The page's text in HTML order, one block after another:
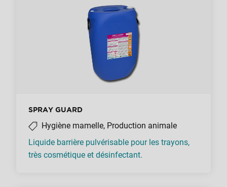
SPRAY GUARD
Hygiène mamelle, Production animale
Liquide barrière pulvérisable pour les trayons,
très cosmétique et désinfectant.